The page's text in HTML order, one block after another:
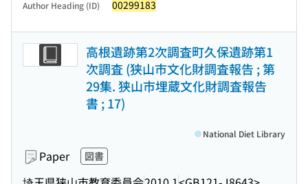
Author Heading (ID) 00299183
高根遺跡第2次調査町久保遺跡第1
次調査 (狭山市文化財調査報告 ; 第
29集. 狭山市埋蔵文化財調査報告
書 ; 17)
Paper 図書
National Diet Library